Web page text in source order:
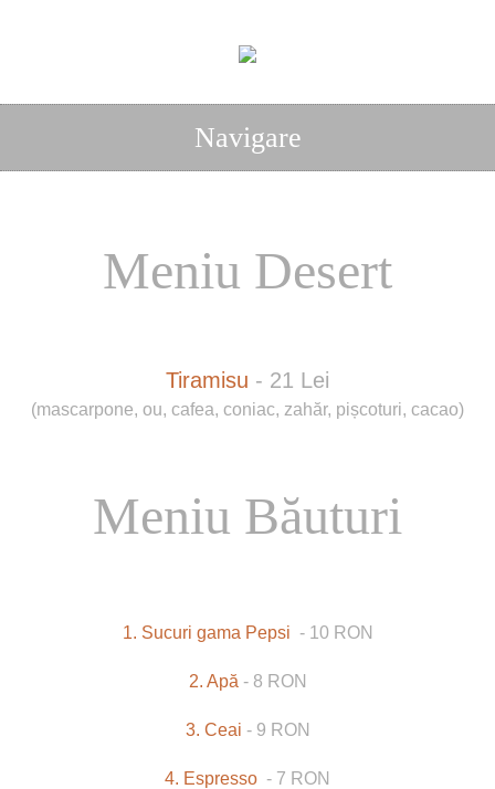
Navigare
Meniu Desert
Tiramisu - 21 Lei
(mascarpone, ou, cafea, coniac, zahăr, pișcoturi, cacao)
Meniu Băuturi
1. Sucuri gama Pepsi - 10 RON
2. Apă - 8 RON
3. Ceai - 9 RON
4. Espresso - 7 RON